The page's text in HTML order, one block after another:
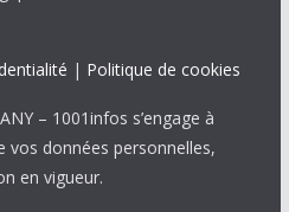
| Politique de cookies
– 1001infos s’engage à
données personnelles,
en vigueur.